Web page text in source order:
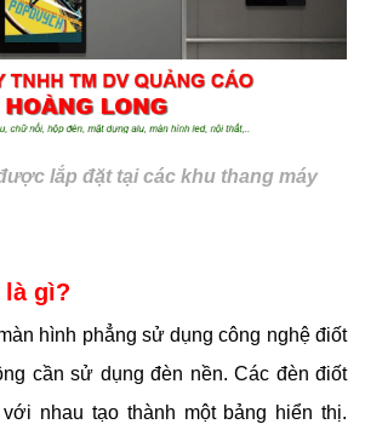
lắp đặt tại các khu thang máy
là gì?
hình phẳng sử dụng công nghệ điốt
cần sử dụng đèn nền. Các đèn điốt
nhau tạo thành một bảng hiển thị.